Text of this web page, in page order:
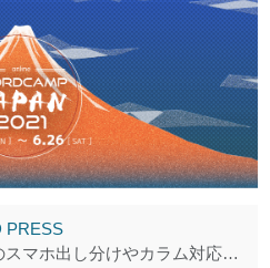
PRESS
出し分けやカラム対応等提供開始